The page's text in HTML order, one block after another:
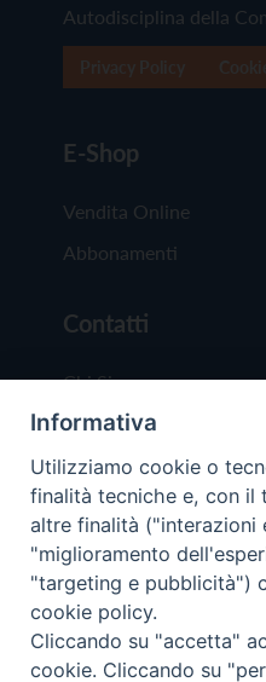
Autodisciplina della
E-Shop
Vendita Online
Abbonamenti
Contatti
Chi Siamo
Redazione
Scrivici
Copyright © 2019 -
Trentina Editrice
Informativa
Utilizziamo cookie o
finalità tecniche e, con il
altre finalità ("interazioni
"miglioramento
"targeting e pubblicità")
cookie policy.
Cliccando su "accetta"
cookie. Cliccando su